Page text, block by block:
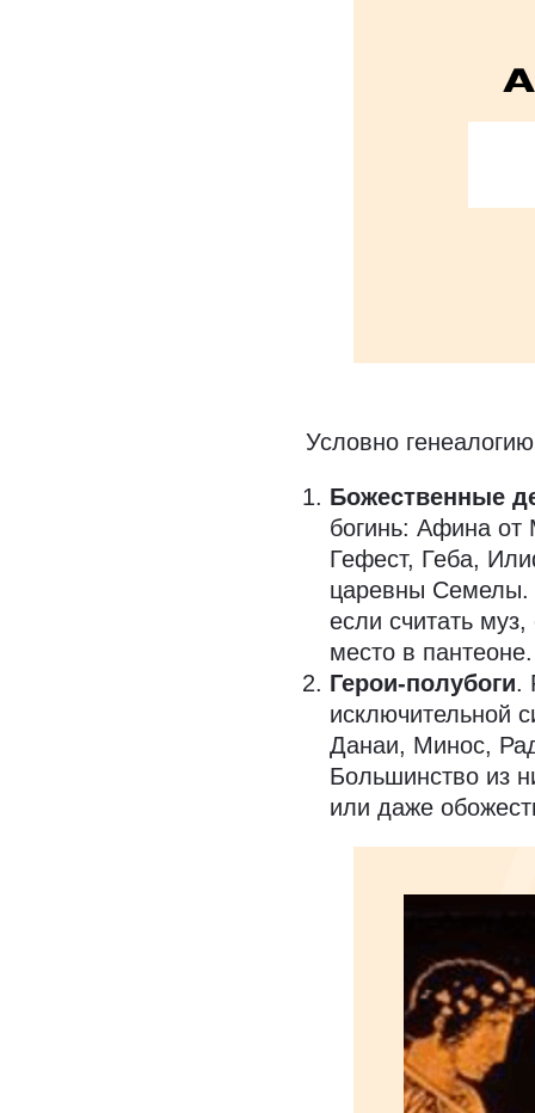
Условно
Божественные
богинь: Афина
Гефест, Геба,
царевны Семелы.
если считать
место в пантеоне.
Герои-полубоги.
исключительной
Данаи, Минос,
Большинство из
или даже